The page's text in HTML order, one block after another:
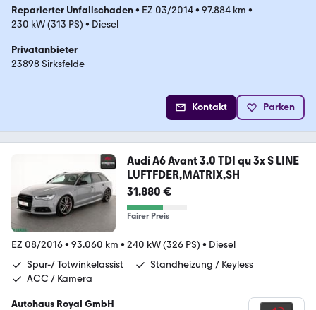
Reparierter Unfallschaden• EZ 03/2014• 97.884 km •
230 kW (313 PS) • Diesel
Privatanbieter
23898 Sirksfelde
Kontakt Parken
Audi A6 Avant 3.0 TDI qu 3x S LINE
LUFTFDER,MATRIX,SH
31.880 €
Fairer Preis
EZ 08/2016• 93.060 km • 240 kW (326 PS) • Diesel
Spur-/ Totwinkelassist
Standheizung / Keyless
ACC / Kamera
Autohaus Royal GmbH